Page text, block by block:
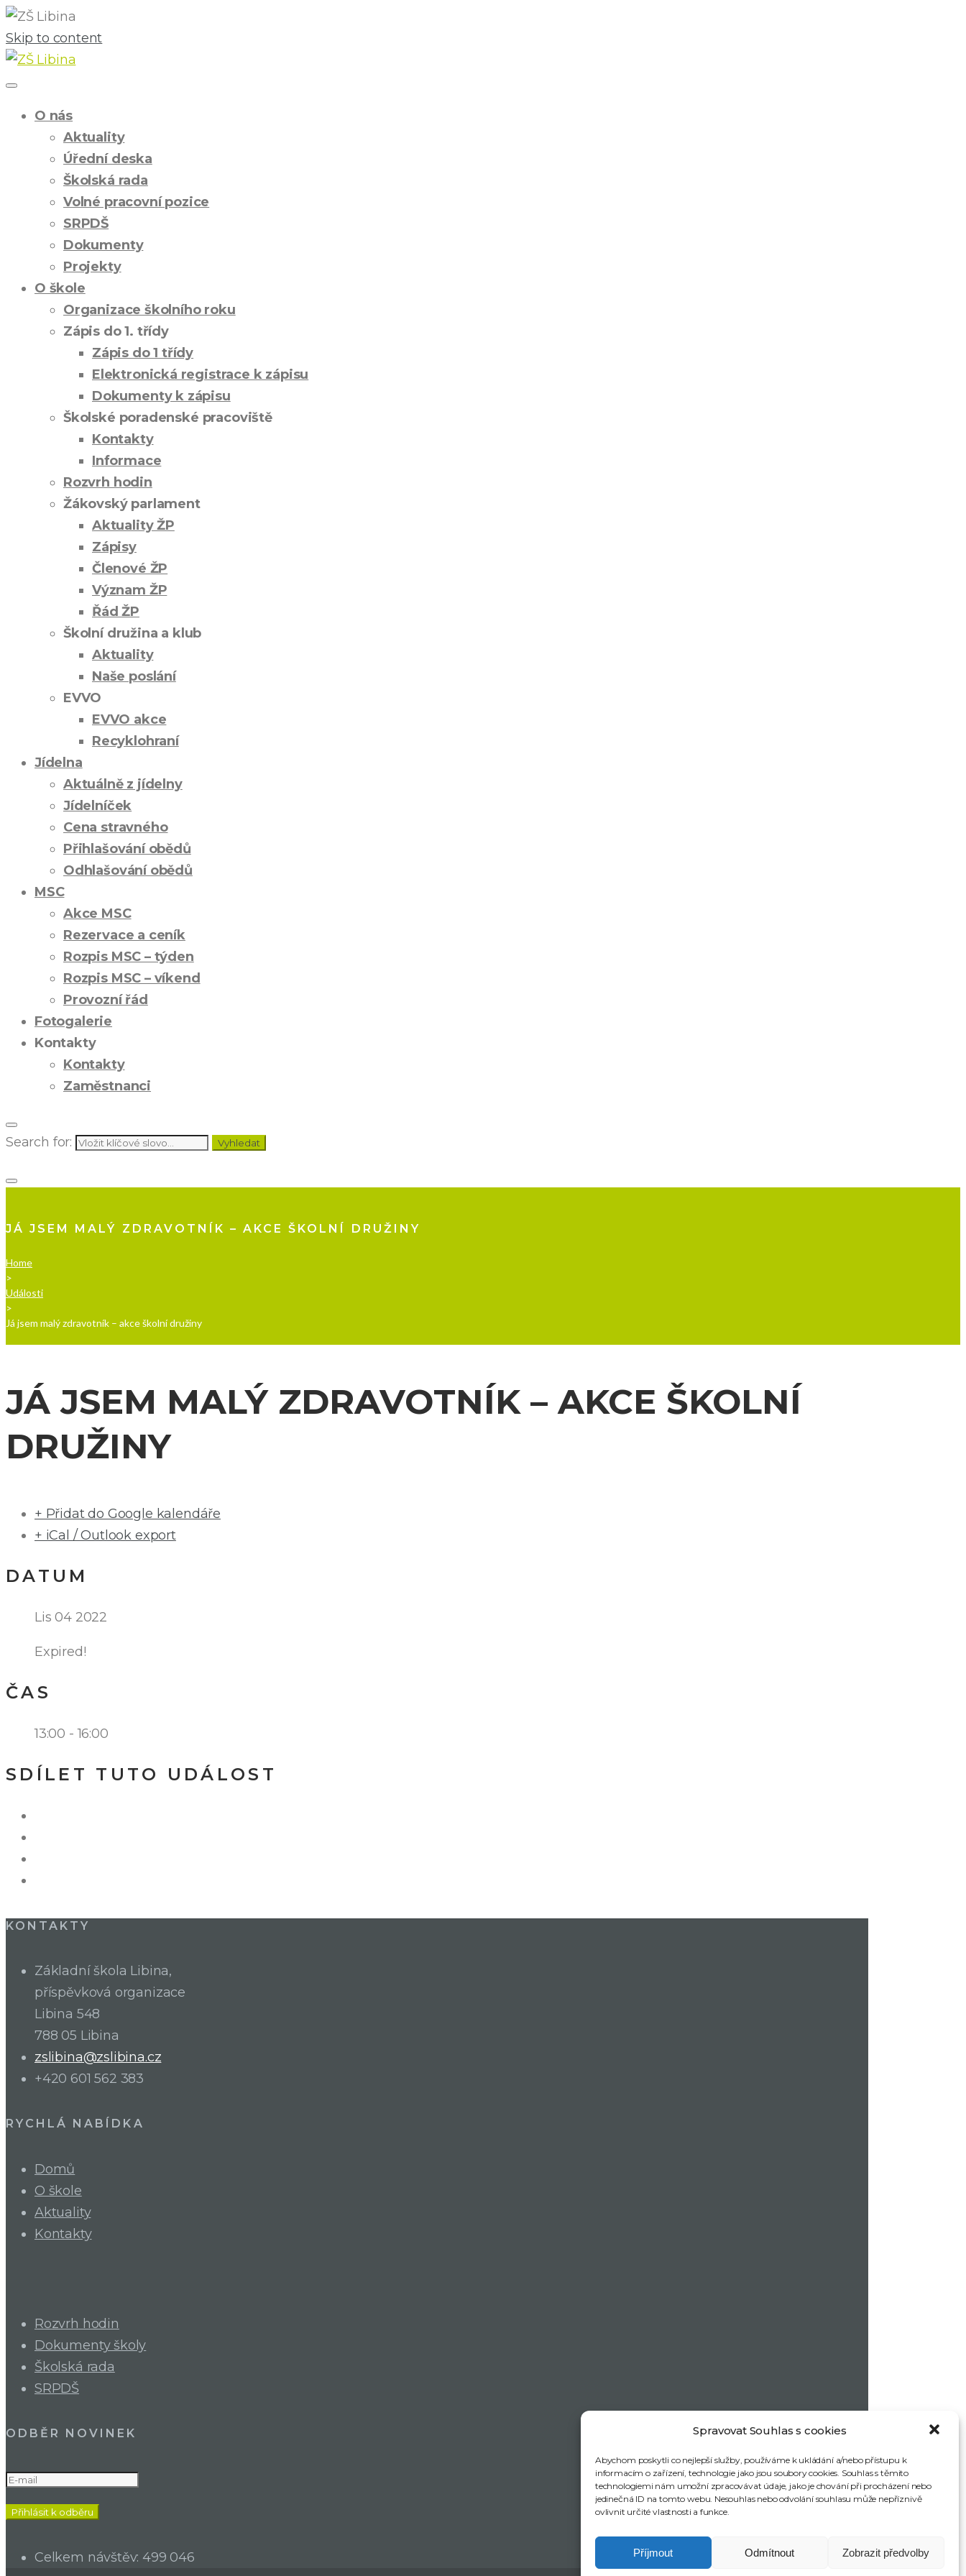
Spravovat Souhlas s cookies
Abychom poskytli co nejlepší služby, používáme k ukládání a/nebo přístupu k
informacím o zařízení, technologie jako jsou soubory cookies. Souhlas s těmito
technologiemi nám umožní zpracovávat údaje, jako je chování při procházení nebo
jedinečná ID na tomto webu. Nesouhlas nebo odvolání souhlasu může nepříznivě
ovlivnit určité vlastnosti a funkce.
Příjmout Odmítnout Zobrazit předvolby
Skip to content
O nás
Aktuality
Úřední deska
Školská rada
Volné pracovní pozice
SRPDŠ
Dokumenty
Projekty
O škole
Organizace školního roku
Zápis do 1. třídy
Zápis do 1 třídy
Elektronická registrace k zápisu
Dokumenty k zápisu
Školské poradenské pracoviště
Kontakty
Informace
Rozvrh hodin
Žákovský parlament
Aktuality ŽP
Zápisy
Členové ŽP
Význam ŽP
Řád ŽP
Školní družina a klub
Aktuality
Naše poslání
EVVO
EVVO akce
Recyklohraní
Jídelna
Aktuálně z jídelny
Jídelníček
Cena stravného
Přihlašování obědů
Odhlašování obědů
MSC
Akce MSC
Rezervace a ceník
Rozpis MSC – týden
Rozpis MSC – víkend
Provozní řád
Fotogalerie
Kontakty
Kontakty
Zaměstnanci
Search for: Vyhledat
JÁ JSEM MALÝ ZDRAVOTNÍK – AKCE ŠKOLNÍ DRUŽINY
Home
>
Události
>
Já jsem malý zdravotník – akce školní družiny
JÁ JSEM MALÝ ZDRAVOTNÍK – AKCE ŠKOLNÍ
DRUŽINY
+ Přidat do Google kalendáře
+ iCal / Outlook export
DATUM
Lis 04 2022
Expired!
ČAS
13:00 - 16:00
SDÍLET TUTO UDÁLOST
KONTAKTY
Základní škola Libina,
příspěvková organizace
Libina 548
788 05 Libina
zslibina@zslibina.cz
+420 601 562 383
RYCHLÁ NABÍDKA
Domů
O škole
Aktuality
Kontakty
Rozvrh hodin
Dokumenty školy
Školská rada
SRPDŠ
ODBĚR NOVINEK
Celkem návštěv:499 046